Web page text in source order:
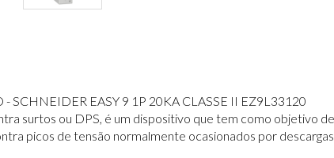
- SCHNEIDER EASY 9 1P 20KA CLASSE II EZ9L33120
surtos ou DPS, é um dispositivo que tem como objetivo
picos de tensão normalmente ocasionados por